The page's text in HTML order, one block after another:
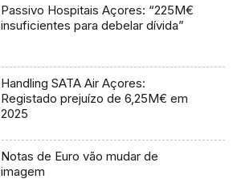
Passivo Hospitais Açores: “225M€
insuficientes para debelar dívida”
Handling SATA Air Açores:
Registado prejuízo de 6,25M€ em
2025
Notas de Euro vão mudar de
imagem